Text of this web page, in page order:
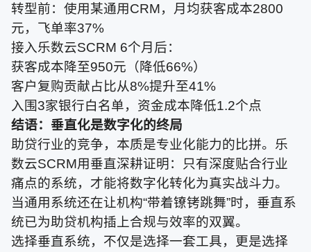
转型前：使用某通用CRM，月均获客成本2800
元，飞单率37%
接入乐数云SCRM 6个月后：
获客成本降至950元（降低66%）
客户复购贡献占比从8%提升至41%
入围3家银行白名单，资金成本降低1.2个点
结语：垂直化是数字化的终局
助贷行业的竞争，本质是专业化能力的比拼。乐
数云SCRM用垂直深耕证明：只有深度贴合行业
痛点的系统，才能将数字化转化为真实战斗力。
当通用系统还在让机构“带着镣铐跳舞”时，垂直系
统已为助贷机构插上合规与效率的双翼。
选择垂直系统，不仅是选择一套工具，更是选择